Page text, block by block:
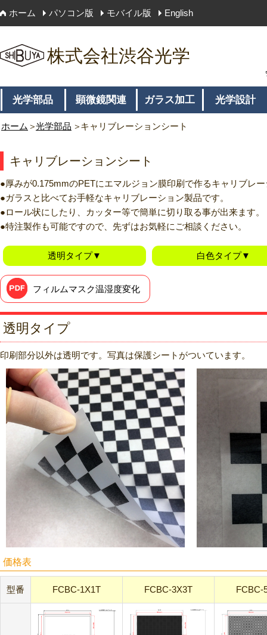
ホーム パソコン版 モバイル版 English
株式会社渋谷光学
光学部品 顕微鏡関連 ガラス加工 光学設計
ホーム 光学部品 キャリブレーションシート
キャリブレーションシート
厚みが0.175mmのPETにエマルジョン膜印刷で作るキャリブレ
ガラスと比べてお手軽なキャリブレーション製品です。
ロール状にしたり、カッター等で簡単に切り取る事が出来ます。
特注製作も可能ですので、先ずはお気軽にご相談ください。
透明タイプ▼ 白色タイプ▼
フィルムマスク温湿度変化
透明タイプ
印刷部分以外は透明です。写真は保護シートがついています。
価格表
型番 FCBC-1X1T FCBC-3X3T FCBC-